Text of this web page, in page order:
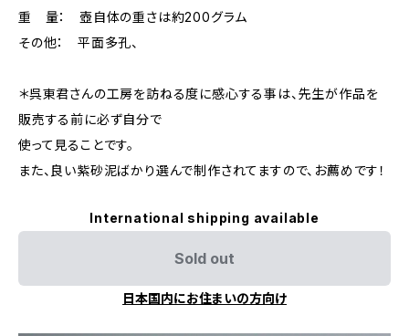
重 量： 壺自体の重さは約200グラム
その他： 平面多孔、
＊呉東君さんの工房を訪ねる度に感心する事は、先生が作品を
販売する前に必ず自分で
使って見ることです。
また、良い紫砂泥ばかり選んで制作されてますので、お薦めです！
International shipping available
Sold out
日本国内にお住まいの方向け